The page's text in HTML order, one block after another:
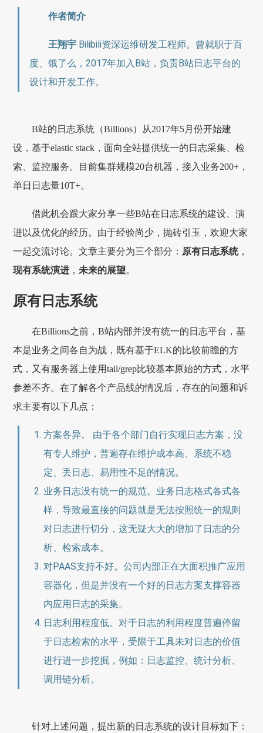
作者简介
王翔宇 Bilibili资深运维研发工程师。曾就职于百
度、饿了么，2017年加入B站，负责B站日志平台的
设计和开发工作。
B站的日志系统（Billions）从2017年5月份开始建
设，基于elastic stack，面向全站提供统一的日志采集、检
索、监控服务。目前集群规模20台机器，接入业务200+，
单日日志量10T+。
借此机会跟大家分享一些B站在日志系统的建设、演
进以及优化的经历。由于经验尚少，抛砖引玉，欢迎大家
一起交流讨论。文章主要分为三个部分： 原有日志系统，
现有系统演进 ，未来的展望。
原有日志系统
在Billions之前，B站内部并没有统一的日志平台，基
本是业务之间各自为战，既有基于ELK的比较前瞻的方
式，又有服务器上使用tail/grep比较基本原始的方式，水平
参差不齐。在了解各个产品线的情况后，存在的问题和诉
求主要有以下几点：
方案各异。 由于各个部门自行实现日志方案，没
有专人维护，普遍存在维护成本高、系统不稳
定、丢日志、易用性不足的情况。
业务日志没有统一的规范。业务日志格式各式各
样，导致最直接的问题就是无法按照统一的规则
对日志进行切分，这无疑大大的增加了日志的分
析、检索成本。
对PAAS支持不好。公司内部正在大面积推广应用
容器化，但是并没有一个好的日志方案支撑容器
内应用日志的采集。
日志利用程度低。对于日志的利用程度普遍停留
于日志检索的水平，受限于工具未对日志的价值
进行进一步挖掘，例如：日志监控、统计分析、
调用链分析。
针对上述问题，提出新的日志系统的设计目标如下：